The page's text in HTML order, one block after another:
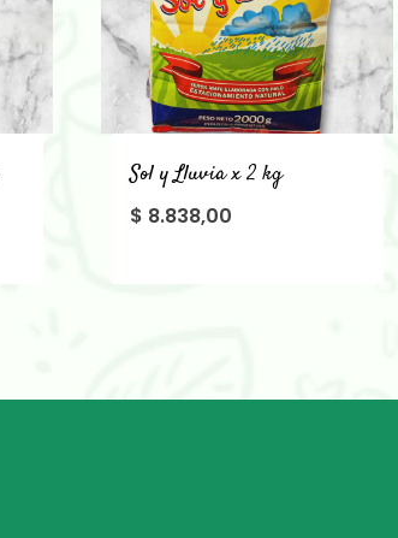
Sol y Lluvia x 2 kg
$ 8.838,00